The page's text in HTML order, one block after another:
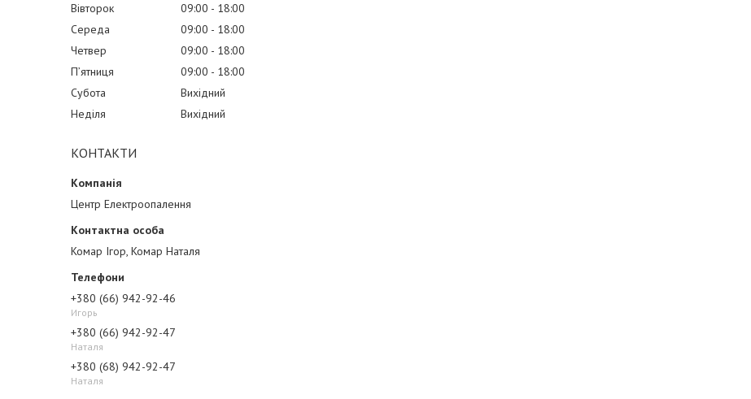
Вівторок
09:00
18:00
Середа
09:00
18:00
Четвер
09:00
18:00
Пʼятниця
09:00
18:00
Субота
Вихідний
Неділя
Вихідний
КОНТАКТИ
Центр Електроопалення
Комар Ігор, Комар Наталя
+380 (66) 942-92-46
Игорь
+380 (66) 942-92-47
Наталя
+380 (68) 942-92-47
Наталя